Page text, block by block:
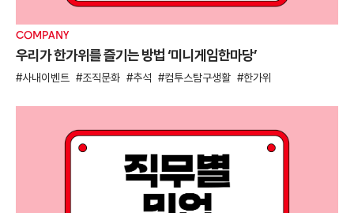
COMPANY
우리가 한가위를 즐기는 방법 ‘미니게임한마당’
사내이벤트 조직문화 추석 컴투스탐구생활 한가위